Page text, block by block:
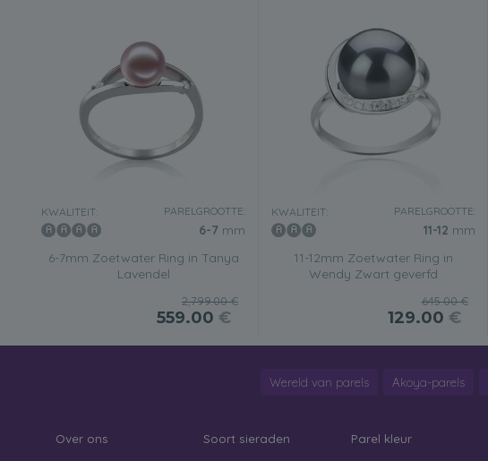
KWALITEIT: PARELGROOTTE:
6-7 mm
6-7mm Zoetwater Ring in Tanya
Lavendel
2,799.00 €
559.00 €
KWALITEIT: PARELGROOTTE:
11-12 mm
11-12mm Zoetwater Ring in
Wendy Zwart geverfd
645.00 €
129.00 €
Wereld van parels Akoya-parels
Over ons Soort sieraden Parel kleur